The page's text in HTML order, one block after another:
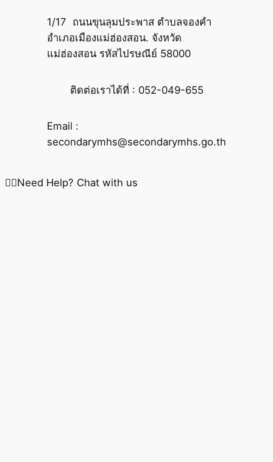
1/17 ถนนขุนลุมประพาส ตำบลจองคำ
อำเภอเมืองแม่ฮ่องสอน. จังหวัด
แม่ฮ่องสอน รหัสไปรษณีย์ 58000
ติดต่อเราได้ที่ : 052-049-655
Email :
secondarymhs@secondarymhs.go.th
Need Help? Chat with us